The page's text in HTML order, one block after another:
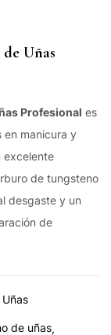
Uñas
Profesional es
en manicura y
excelente
de tungsteno
desgaste y un
de
Uñas
de uñas